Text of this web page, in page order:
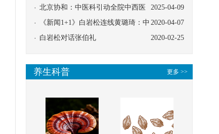
2025-04-09
北京协和：中医科引动全院中西医
协同
2020-04-07
《新闻1+1》白岩松连线黄璐琦：中
医救治的临床效果
2020-02-25
白岩松对话张伯礼
更多 >>
养生科普